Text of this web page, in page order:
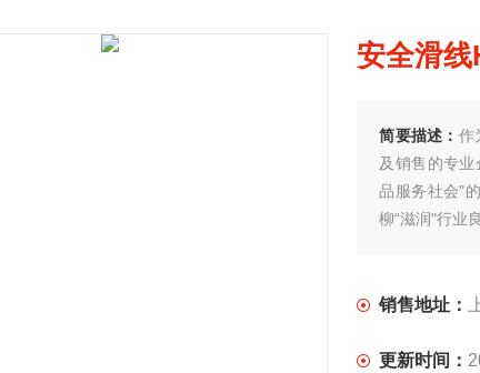
安全滑
简要描述： 作
及销售的专
品服务社会"
柳“滋润"行业
销售地址：
更新时间：